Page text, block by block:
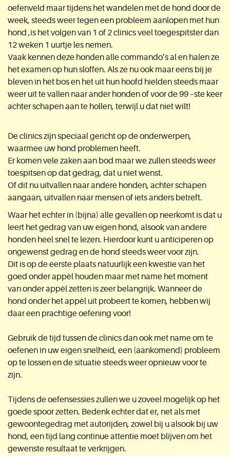
oefenveld maar tijdens het wandelen met de hond door de
week, steeds weer tegen een probleem aanlopen met hun
hond ,is het volgen van 1 of 2 clinics veel toegespitster dan
12 weken 1 uurtje les nemen.
Vaak kennen deze honden alle commando’s al en halen ze
het examen op hun sloffen. Als ze nu ook maar eens bij je
bleven in het bos en het uit hun hoofd hielden steeds maar
weer uit te vallen naar ander honden of voor de 99 –ste keer
achter schapen aan te hollen, terwijl u dat niet wilt!
De clinics zijn speciaal gericht op de onderwerpen,
waarmee uw hond problemen heeft.
Er komen vele zaken aan bod maar we zullen steeds weer
toespitsen op dat gedrag, dat u niet wenst.
Of dit nu uitvallen naar andere honden, achter schapen
aangaan, uitvallen naar mensen of iets anders betreft.
Waar het echter in (bijna) alle gevallen op neerkomt is dat u
leert het gedrag van uw eigen hond, alsook van andere
honden heel snel te lezen. Hierdoor kunt u anticiperen op
ongewenst gedrag en de hond steeds weer voor zijn.
Dit is op de eerste plaats natuurlijk een kwestie van het
goed onder appèl houden maar met name het moment
van onder appèl zetten is zeer belangrijk. Wanneer de
hond onder het appèl uit probeert te komen, hebben wij
daar een prachtige oefening voor!
Gebruik de tijd tussen de clinics dan ook met name om te
oefenen in uw eigen snelheid, een (aankomend) probleem
op te lossen en de situatie steeds weer opnieuw voor te
zijn.
Tijdens de oefensessies zullen we u zoveel mogelijk op het
goede spoor zetten. Bedenk echter dat er, net als met
gewoontegedrag met autorijden, zowel bij u alsook bij uw
hond, een tijd lang continue attentie moet blijven om het
gewenste resultaat te verkrijgen.